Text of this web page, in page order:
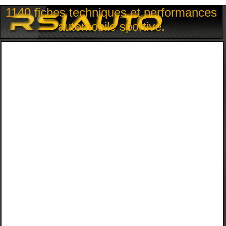
1140 fiches techniques et performances
automobile sportive.